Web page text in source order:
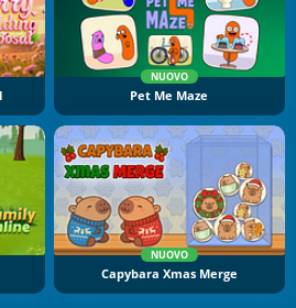
NUOVO
Pet Me Maze
NUOVO
Capybara Xmas Merge